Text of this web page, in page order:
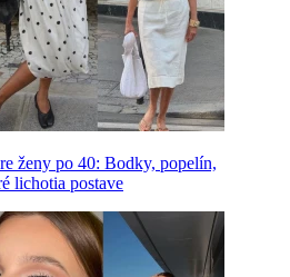
ženy po 40: Bodky, popelín,
lichotia postave